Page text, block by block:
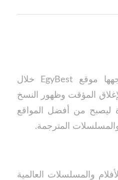
رغم التحديات التي واجهها موقع EgyBest خلال
المؤقت وظهور النسخ
ليصبح من أفضل المواقع
والمسلسلات المترجمة.
والمسلسلات العالمية